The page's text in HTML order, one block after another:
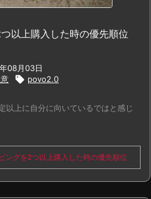
以上購入した時の優先順位
08月03日
 povo2.0
上に自分に向いているではと感じ
グを2つ以上購入した時の優先順位